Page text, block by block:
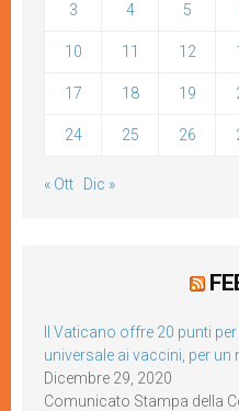
3 4 5
10 11 12
17 18 19
24 25 26
« Ott Dic »
Il Vaticano offre 20 punti
universale ai vaccini, per
Dicembre 29, 2020
Comunicato Stampa della